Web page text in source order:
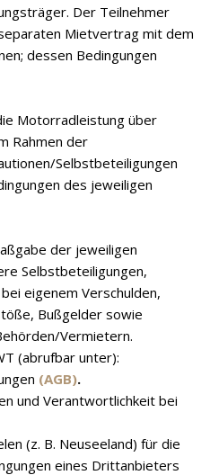
Der Teilnehmer
Mietvertrag mit dem
dessen Bedingungen
Motorradleistung über
Rahmen der
Selbstbeteiligungen
des jeweiligen
der jeweiligen
Selbstbeteiligungen,
eigenem Verschulden,
Bußgelder sowie
Vermietern.
(abrufbar unter):
(AGB).
und Verantwortlichkeit bei
(z. B. Neuseeland) für die
eines Drittanbieters